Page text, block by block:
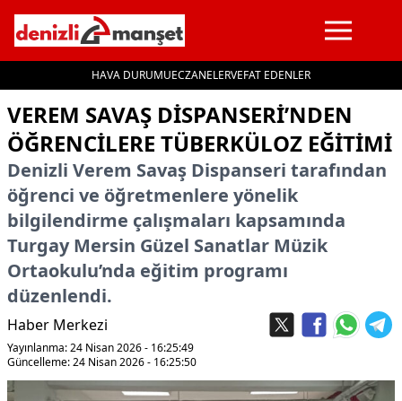
HAVA DURUMUECZANELERVEFAT EDENLER
VEREM SAVAŞ DISPANSERI’NDEN
ÖĞRENCILERE TÜBERKÜLOZ EĞITIMI
Denizli Verem Savaş Dispanseri tarafından
öğrenci ve öğretmenlere yönelik
bilgilendirme çalışmaları kapsamında
Turgay Mersin Güzel Sanatlar Müzik
Ortaokulu’nda eğitim programı
düzenlendi.
Haber Merkezi
Yayınlanma: 24 Nisan 2026 - 16:25:49
Güncelleme: 24 Nisan 2026 - 16:25:50